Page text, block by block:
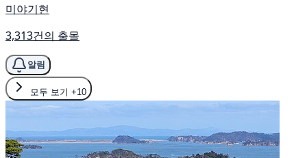
미야기현
3,313건의 출몰
알림
모두 보기 +10